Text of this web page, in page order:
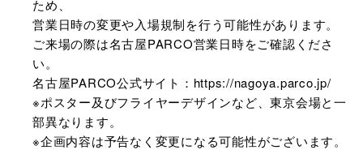
ため、
営業日時の変更や入場規制を行う可能性があります。
ご来場の際は名古屋PARCO営業日時をご確認くださ
い。
名古屋PARCO公式サイト：https://nagoya.parco.jp/
※ポスター及びフライヤーデザインなど、東京会場と一
部異なります。
※企画内容は予告なく変更になる可能性がございます。